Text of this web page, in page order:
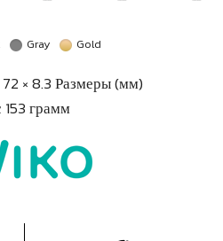
Gray Gold
72 × 8.3 Размеры (мм)
153 грамм